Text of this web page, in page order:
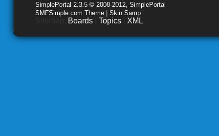
SimplePortal 2.3.5 © 2008-2012, SimplePortal
SMFSimple.com Theme | Skin Samp
Boards Topics XML